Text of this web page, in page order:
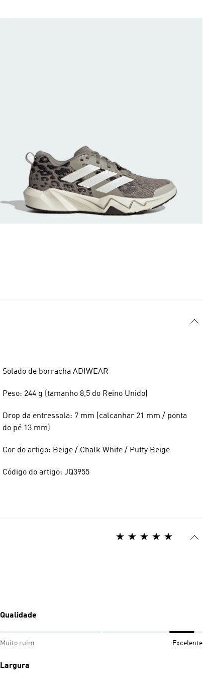
Solado de borracha ADIWEAR
Peso: 244 g (tamanho 8,5 do Reino Unido)
Drop da entressola: 7 mm (calcanhar 21 mm / ponta
do pé 13 mm)
Cor do artigo: Beige / Chalk White / Putty Beige
Código do artigo: JQ3955
Qualidade
Muito ruim Excelente
Largura